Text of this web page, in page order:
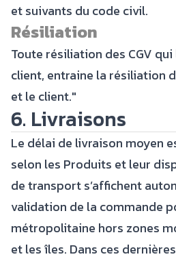
et suivants du code civil.
Résiliation
Toute résiliation des CGV
client, entraine la résiliation
et le client."
6. Livraisons
Le délai de livraison moyen
selon les Produits et leur
de transport s’affichent
validation de la commande
métropolitaine hors zones
et les îles. Dans ces